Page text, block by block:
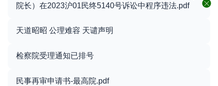
院长）在2023沪01民终5140号诉讼中程序违法.pdf
天道昭昭 公理难容 天谴声明
检察院受理通知已排号
民事再审申请书-最高院.pdf